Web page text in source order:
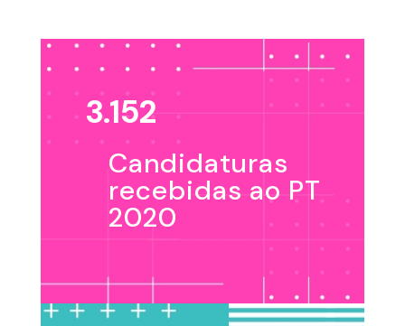
3.152
Candidaturas
recebidas ao PT
2020